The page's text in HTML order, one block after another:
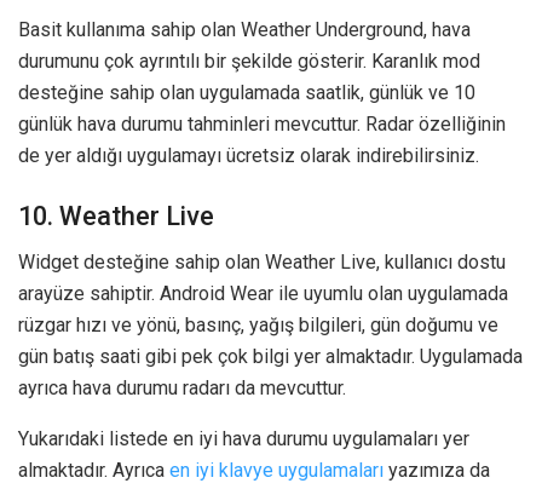
Basit kullanıma sahip olan Weather Underground, hava
durumunu çok ayrıntılı bir şekilde gösterir. Karanlık mod
desteğine sahip olan uygulamada saatlik, günlük ve 10
günlük hava durumu tahminleri mevcuttur. Radar özelliğinin
de yer aldığı uygulamayı ücretsiz olarak indirebilirsiniz.
10. Weather Live
Widget desteğine sahip olan Weather Live, kullanıcı dostu
arayüze sahiptir. Android Wear ile uyumlu olan uygulamada
rüzgar hızı ve yönü, basınç, yağış bilgileri, gün doğumu ve
gün batış saati gibi pek çok bilgi yer almaktadır. Uygulamada
ayrıca hava durumu radarı da mevcuttur.
Yukarıdaki listede en iyi hava durumu uygulamaları yer
almaktadır. Ayrıca en iyi klavye uygulamaları yazımıza da